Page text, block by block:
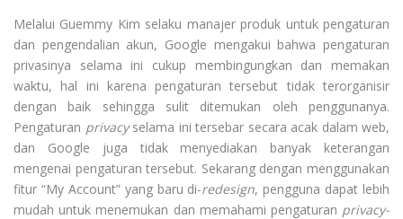
Melalui Guemmy Kim selaku manajer produk untuk pengaturan
dan pengendalian akun, Google mengakui bahwa pengaturan
privasinya selama ini cukup membingungkan dan memakan
waktu, hal ini karena pengaturan tersebut tidak terorganisir
dengan baik sehingga sulit ditemukan oleh penggunanya.
Pengaturan privacyselama ini tersebar secara acak dalam web,
dan Google juga tidak menyediakan banyak keterangan
mengenai pengaturan tersebut. Sekarang dengan menggunakan
fitur “My Account” yang baru di-redesign, pengguna dapat lebih
mudah untuk menemukan dan memahami pengaturan privacy-